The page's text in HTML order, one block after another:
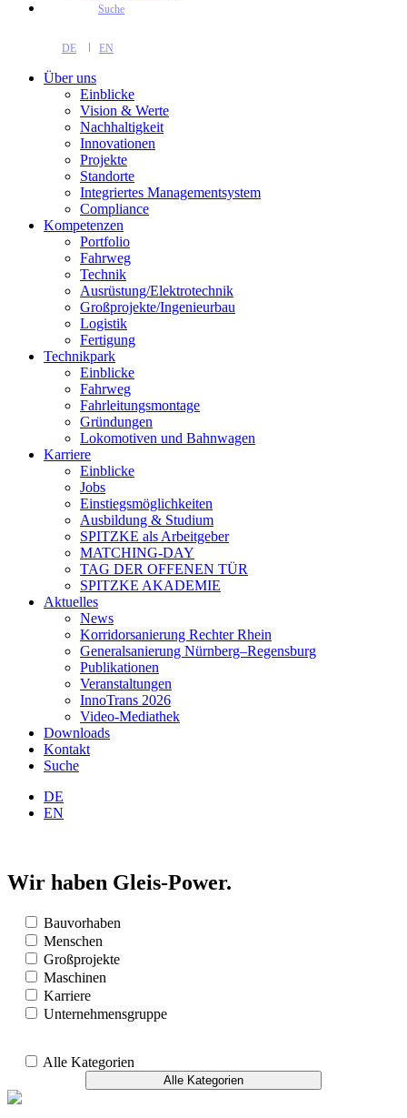
Suche
DE EN
Über uns
Einblicke
Vision & Werte
Nachhaltigkeit
Innovationen
Projekte
Standorte
Integriertes Managementsystem
Compliance
Kompetenzen
Portfolio
Fahrweg
Technik
Ausrüstung/Elektrotechnik
Großprojekte/Ingenieurbau
Logistik
Fertigung
Technikpark
Einblicke
Fahrweg
Fahrleitungsmontage
Gründungen
Lokomotiven und Bahnwagen
Karriere
Einblicke
Jobs
Einstiegsmöglichkeiten
Ausbildung & Studium
SPITZKE als Arbeitgeber
MATCHING-DAY
TAG DER OFFENEN TÜR
SPITZKE AKADEMIE
Aktuelles
News
Korridorsanierung Rechter Rhein
Generalsanierung Nürnberg–Regensburg
Publikationen
Veranstaltungen
InnoTrans 2026
Video-Mediathek
Downloads
Kontakt
Suche
DE
EN
Wir haben Gleis-Power.
Bauvorhaben
Menschen
Großprojekte
Maschinen
Karriere
Unternehmensgruppe
Alle Kategorien
Alle Kategorien